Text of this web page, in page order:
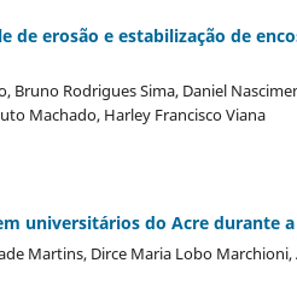
erosão e estabilização de
Bruno Rodrigues Sima, Daniel
Machado, Harley Francisco Viana
universitários do Acre durante
Martins, Dirce Maria Lobo